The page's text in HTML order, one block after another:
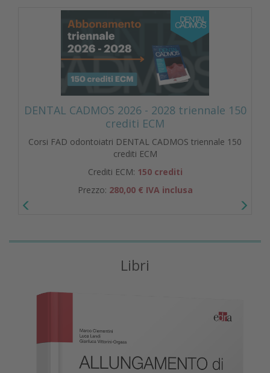
DENTAL CADMOS 2026 - 2028 triennale 150
crediti ECM
Corsi FAD odontoiatri DENTAL CADMOS triennale 150
crediti ECM
Crediti ECM: 150 crediti
Prezzo: 280,00 € IVA inclusa
Libri